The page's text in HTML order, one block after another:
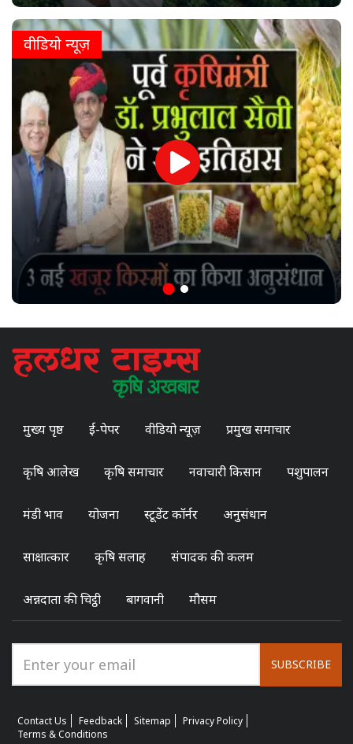
वीडियो न्यूज़
मुख्य पृष्ठ ई-पेपर वीडियो न्यूज़ प्रमुख समाचार
कृषि आलेख कृषि समाचार नवाचारी किसान पशुपालन
मंडी भाव योजना स्टूडेंट कॉर्नर अनुसंधान
साक्षात्कार कृषि सलाह संपादक की कलम
अन्नदाता की चिट्ठी बागवानी मौसम
SUBSCRIBE
Contact Us Feedback Sitemap
Privacy Policy
Terms & Conditions